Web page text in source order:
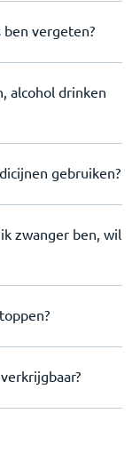
vergeten?
alcohol drinken
gebruiken?
zwanger ben, wil